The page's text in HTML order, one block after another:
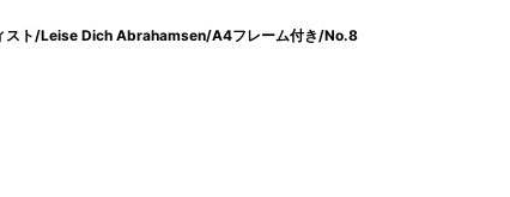
スト/Leise Dich Abrahamsen/A4フレーム付き/No.8